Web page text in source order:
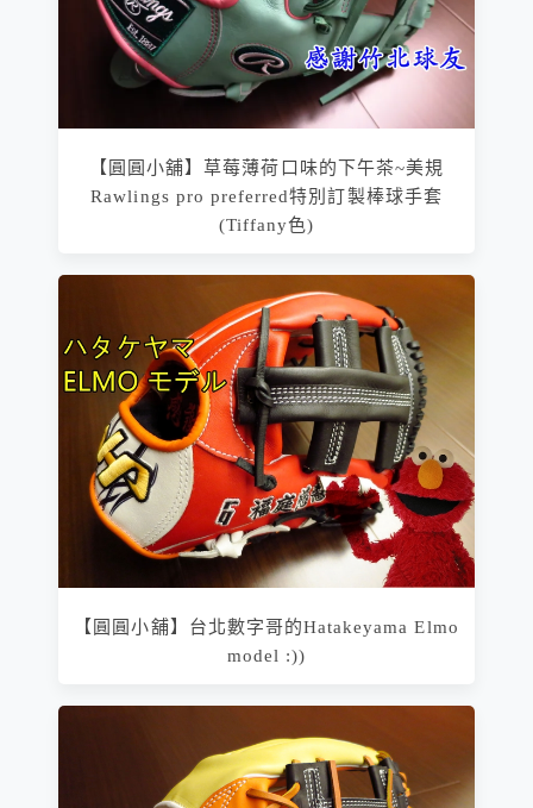
【圓圓小舖】草莓薄荷口味的下午茶~美規
Rawlings pro preferred特別訂製棒球手套
(Tiffany色)
【圓圓小舖】台北數字哥的Hatakeyama Elmo
model :))